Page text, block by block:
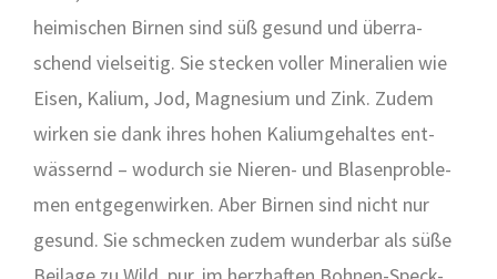
hei­mi­schen Bir­nen sind süß gesund und über­ra­
schend viel­sei­tig. Sie ste­cken vol­ler Mine­ra­li­en wie
Eisen, Kali­um, Jod, Magne­si­um und Zink. Zudem
wir­ken sie dank ihres hohen Kali­um­ge­hal­tes ent­
wäs­sernd – wodurch sie Nie­ren- und Bla­sen­pro­ble­
men ent­ge­gen­wir­ken. Aber Bir­nen sind nicht nur
gesund. Sie schme­cken zudem wun­der­bar als süße